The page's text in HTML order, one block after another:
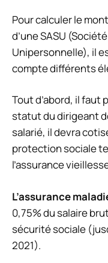
Pour calculer le
d’une SASU
Unipersonnelle), il
compte différents
Tout d’abord, il faut
statut du dirigeant
salarié, il devra
protection sociale
l’assurance
L’assurance
0,75% du salaire
sécurité sociale
2021).